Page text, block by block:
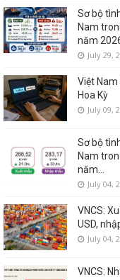
Sơ bộ
Nam
năm
July 29,
Việt
Hoa Kỳ
July 09,
Sơ bộ
Nam
năm...
July 04,
VNCS:
USD,
July 04,
VNCS: